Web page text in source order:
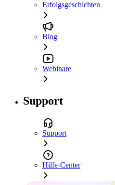
Erfolgsgeschichten
Blog
Webinare
Support
Support
Hilfe-Center